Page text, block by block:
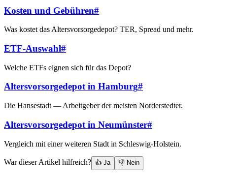
Kosten und Gebühren#
Was kostet das Altersvorsorgedepot? TER, Spread und mehr.
ETF-Auswahl#
Welche ETFs eignen sich für das Depot?
Altersvorsorgedepot in Hamburg#
Die Hansestadt — Arbeitgeber der meisten Norderstedter.
Altersvorsorgedepot in Neumünster#
Vergleich mit einer weiteren Stadt in Schleswig-Holstein.
War dieser Artikel hilfreich? 👍 Ja 👎 Nein